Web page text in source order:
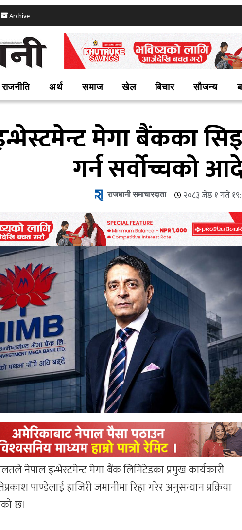
Archive
राजनीति अर्थ समाज खेल बिचार सौजन्य
मेगा बैंकका
गर्न सर्वोच्चको
राजधानी समाचारदाता २०८३ जेष्ठ १ गते
नेपाल इन्भेस्टमेन्ट मेगा बैंक लिमिटेडका प्रमुख कार्यकारी
पाण्डेलाई हाजिरी जमानीमा रिहा गरेर अनुसन्धान प्रक्रिया
छ।